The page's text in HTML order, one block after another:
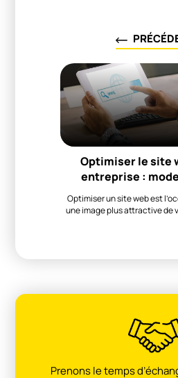
Optimiser le site
entreprise :
Optimiser un site web est
une image plus attractive de
Prenons le temps